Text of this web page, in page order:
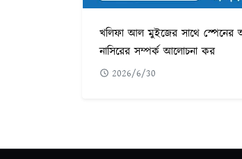
খলিফা আল মুইজের সাথে স্পেনের
নাসিরের সম্পর্ক আলোচনা কর
2026/6/30